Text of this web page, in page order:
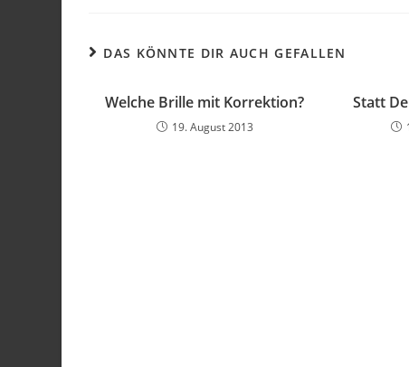
DAS KÖNNTE DIR AUCH GEFALLEN
Welche Brille mit Korrektion?
19. August 2013
Statt